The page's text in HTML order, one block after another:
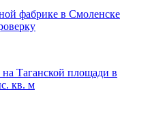
фабрике в Смоленске
Таганской площади в
кв. м